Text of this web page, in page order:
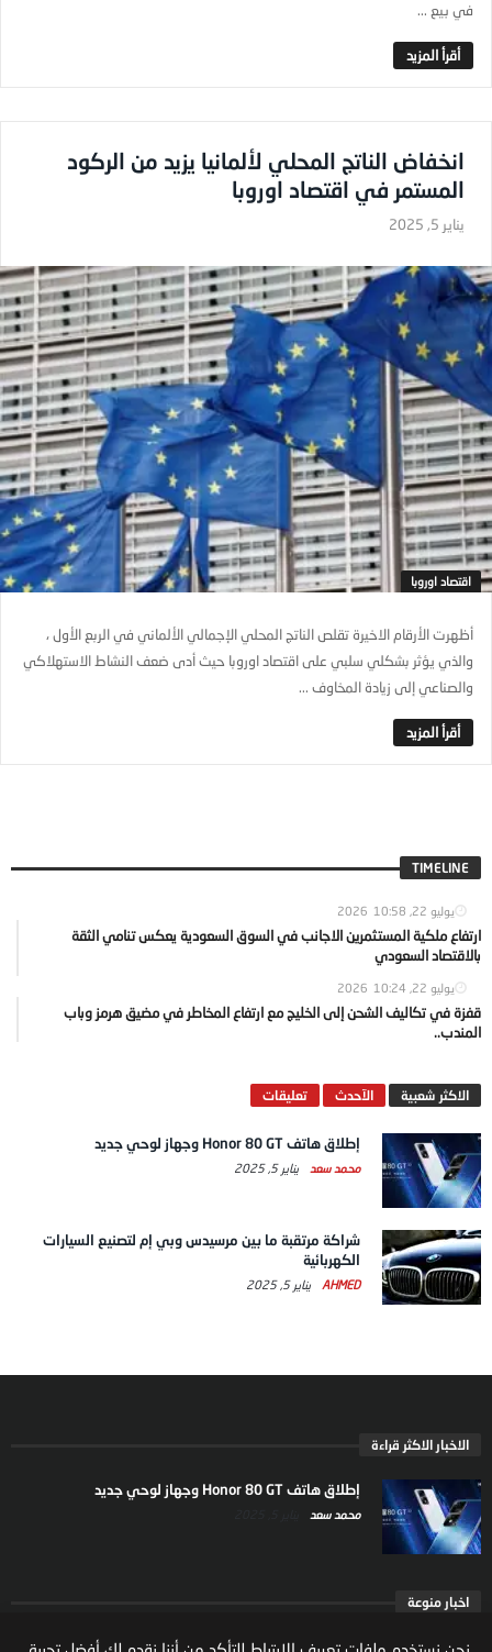
في بيع ...
انخفاض الناتج المحلي لألمانيا يزيد من الركود
المستمر في اقتصاد اوروبا
يناير 5, 2025
اقتصاد اوروبا
أظهرت الأرقام الاخيرة تقلص الناتج المحلي الإجمالي الألماني في الربع الأول ،
والذي يؤثر بشكلي سلبي على اقتصاد اوروبا حيث أدى ضعف النشاط الاستهلاكي
والصناعي إلى زيادة المخاوف ...
TIMELINE
يوليو 22, 2026 10:58
ارتفاع ملكية المستثمرين الاجانب في السوق السعودية يعكس تنامي الثقة
بالاقتصاد السعودي
يوليو 22, 2026 10:24
قفزة في تكاليف الشحن إلى الخليج مع ارتفاع المخاطر في مضيق هرمز وباب
المندب..
الاكثر شعبية الآحدث تعليقات
إطلاق هاتف Honor 80 GT وجهاز لوحي جديد
محمد سعد يناير 5, 2025
شراكة مرتقبة ما بين مرسيدس وبي إم لتصنيع السيارات
الكهربائية
AHMED يناير 5, 2025
الاخبار الاكثر قراءة
إطلاق هاتف Honor 80 GT وجهاز لوحي جديد
محمد سعد
اخبار منوعة
ارتفاع ملكية المستثمرين الاجانب في السوق السعودية